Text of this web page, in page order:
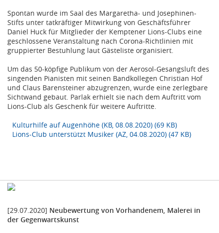
Spontan wurde im Saal des Margaretha- und Josephinen-
Stifts unter tatkräftiger Mitwirkung von Geschäftsführer
Daniel Huck für Mitglieder der Kemptener Lions-Clubs eine
geschlossene Veranstaltung nach Corona-Richtlinien mit
gruppierter Bestuhlung laut Gästeliste organisiert.
Um das 50-köpfige Publikum von der Aerosol-Gesangsluft des
singenden Pianisten mit seinen Bandkollegen Christian Hof
und Claus Barensteiner abzugrenzen, wurde eine zerlegbare
Sichtwand gebaut. Parlak erhielt sie nach dem Auftritt vom
Lions-Club als Geschenk für weitere Auftritte.
Kulturhilfe auf Augenhöhe (KB, 08.08.2020) (69 KB)
Lions-Club unterstützt Musiker (AZ, 04.08.2020) (47 KB)
[29.07.2020] Neubewertung von Vorhandenem, Malerei in
der Gegenwartskunst